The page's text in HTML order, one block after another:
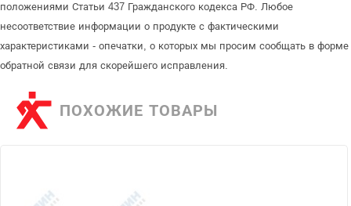
положениями Статьи 437 Гражданского кодекса РФ. Любое
несоответствие информации о продукте с фактическими
характеристиками - опечатки, о которых мы просим сообщать в форме
обратной связи для скорейшего исправления.
ПОХОЖИЕ ТОВАРЫ